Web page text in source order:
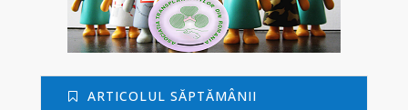
ARTICOLUL SĂPTĂMÂNII